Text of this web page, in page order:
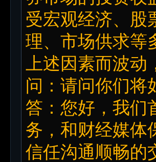
受宏观经济、股
理、市场供求等
上述因素而波
问：请问你们将
答：您好，我们
务，和财经媒体
信任沟通顺畅的